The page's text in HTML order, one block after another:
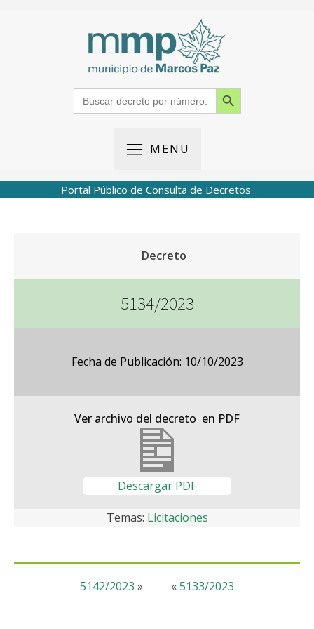
Search
for:
Search Button
MENU
Portal Público de Consulta de Decretos
Decreto
5134/2023
Fecha de Publicación: 10/10/2023
Ver archivo del decreto en PDF
Descargar PDF
Temas: Licitaciones
«5133/2023
5142/2023 »